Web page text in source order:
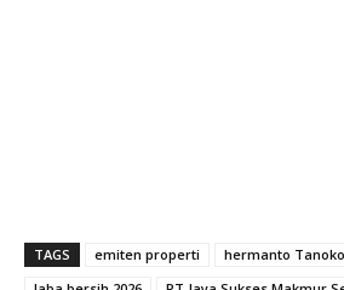
TAGS emiten properti hermanto Tanoko